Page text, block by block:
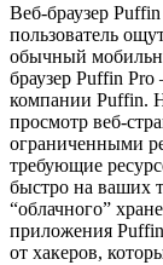
Веб-браузер
пользователь
обычный
браузер Puffin Pro
компании Puffin.
просмотр веб-
ограниченными
требующие
быстро на ваших
“облачного”
приложения
от хакеров,